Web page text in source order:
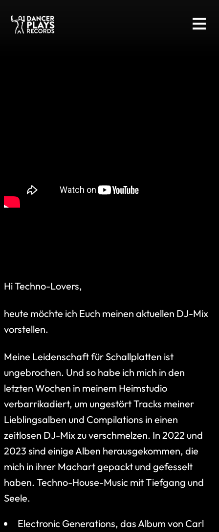
Hi Techno-Lovers,
heute möchte ich Euch meinen aktuellen DJ-Mix
vorstellen.
Meine Leidenschaft für Schallplatten ist
ungebrochen. Und so habe ich mich in den
letzten Wochen in meinem Heimstudio
verbarrikadiert, um ungestört Tracks meiner
Lieblingsalben und Compilations in einen
zeitlosen DJ-Mix zu verschmelzen. In 2022 und
2023 sind einige Alben herausgekommen, die
mich in ihrer Machart gepackt und gefesselt
haben. Techno-House-Music mit Tiefgang und
Seele.
Electronic Generations, das Album von Carl